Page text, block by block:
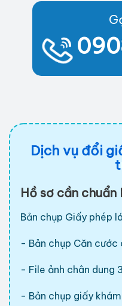
Dịch vụ đổi
Hồ sơ cần chuẩn
Bản chụp Giấy phép
- Bản chụp Căn
- File ảnh chân dung
- Bản chụp giấy